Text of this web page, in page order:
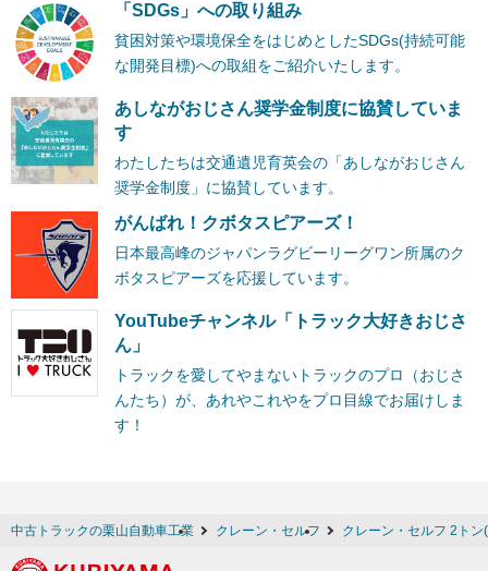
「SDGs」への取り組み
貧困対策や環境保全をはじめとしたSDGs(持続可能
な開発目標)への取組をご紹介いたします。
あしながおじさん奨学金制度に協賛していま
す
わたしたちは交通遺児育英会の「あしながおじさん
奨学金制度」に協賛しています。
がんばれ！クボタスピアーズ！
日本最高峰のジャパンラグビーリーグワン所属のク
ボタスピアーズを応援しています。
YouTubeチャンネル「トラック大好きおじさ
ん」
トラックを愛してやまないトラックのプロ（おじさ
んたち）が、あれやこれやをプロ目線でお届けしま
す！
中古トラックの栗山自動車工業 クレーン・セルフ クレーン・セルフ 2トン